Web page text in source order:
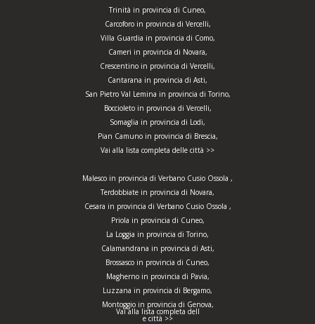
Trinità in provincia di Cuneo,
Carcoforo in provincia di Vercelli,
Villa Guardia in provincia di Como,
Cameri in provincia di Novara,
Crescentino in provincia di Vercelli,
Cantarana in provincia di Asti,
San Pietro Val Lemina in provincia di Torino,
Boccioleto in provincia di Vercelli,
Somaglia in provincia di Lodi,
Pian Camuno in provincia di Brescia,
Vai alla lista completa delle città >>
Malesco in provincia di Verbano Cusio Ossola ,
Terdobbiate in provincia di Novara,
Cesara in provincia di Verbano Cusio Ossola ,
Priola in provincia di Cuneo,
La Loggia in provincia di Torino,
Calamandrana in provincia di Asti,
Brossasco in provincia di Cuneo,
Magherno in provincia di Pavia,
Luzzana in provincia di Bergamo,
Montoggio in provincia di Genova,
Vai alla lista completa dell
e città >>